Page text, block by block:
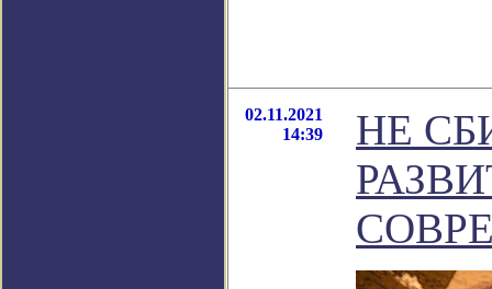
02.11.2021
14:39
НЕ